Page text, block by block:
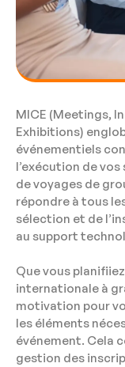
MICE (Meetings,
Exhibitions)
événementiels
l’exécution de
de voyages de
répondre à tous
sélection et de
au support
Que vous
internationale à
motivation pour
les éléments
événement. Cela
gestion des